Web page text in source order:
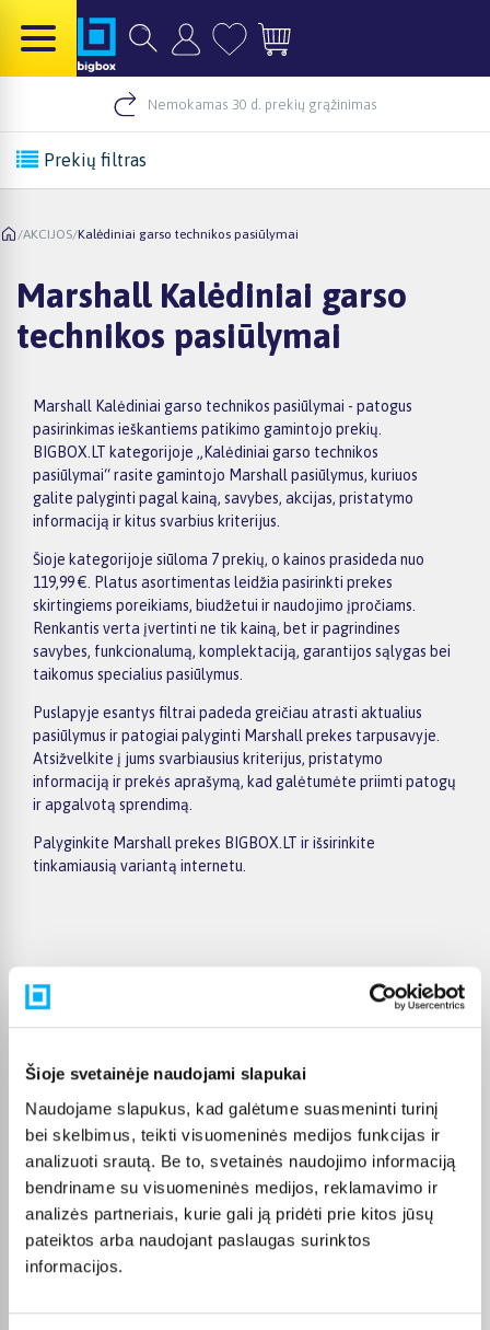
Šioje svetainėje naudojami slapukai
Naudojame slapukus, kad galėtume suasmeninti turinį
bei skelbimus, teikti visuomeninės medijos funkcijas ir
analizuoti srautą. Be to, svetainės naudojimo informaciją
bendriname su visuomeninės medijos, reklamavimo ir
analizės partneriais, kurie gali ją pridėti prie kitos jūsų
pateiktos arba naudojant paslaugas surinktos
informacijos.
Nemokamas 30 d. prekių grąžinimas
Prekių filtras
/AKCIJOS/Kalėdiniai garso technikos pasiūlymai
Marshall Kalėdiniai garso
technikos pasiūlymai
Marshall Kalėdiniai garso technikos pasiūlymai - patogus
pasirinkimas ieškantiems patikimo gamintojo prekių.
BIGBOX.LT kategorijoje „Kalėdiniai garso technikos
pasiūlymai“ rasite gamintojo Marshall pasiūlymus, kuriuos
galite palyginti pagal kainą, savybes, akcijas, pristatymo
informaciją ir kitus svarbius kriterijus.
Šioje kategorijoje siūloma 7 prekių, o kainos prasideda nuo
119,99 €. Platus asortimentas leidžia pasirinkti prekes
skirtingiems poreikiams, biudžetui ir naudojimo įpročiams.
Renkantis verta įvertinti ne tik kainą, bet ir pagrindines
savybes, funkcionalumą, komplektaciją, garantijos sąlygas bei
taikomus specialius pasiūlymus.
Puslapyje esantys filtrai padeda greičiau atrasti aktualius
pasiūlymus ir patogiai palyginti Marshall prekes tarpusavyje.
Atsižvelkite į jums svarbiausius kriterijus, pristatymo
informaciją ir prekės aprašymą, kad galėtumėte priimti patogų
ir apgalvotą sprendimą.
Palyginkite Marshall prekes BIGBOX.LT ir išsirinkite
tinkamiausią variantą internetu.
Pirkėjų atsiliepimai apie prekes
Patvirtintas pirkėjas
Viskas labai gerai - ANC, garsas, patogumas.
Jurgita C.
Ausinės kokybiškos, lengvos, geras garsas. Pristatymas labai greitas.